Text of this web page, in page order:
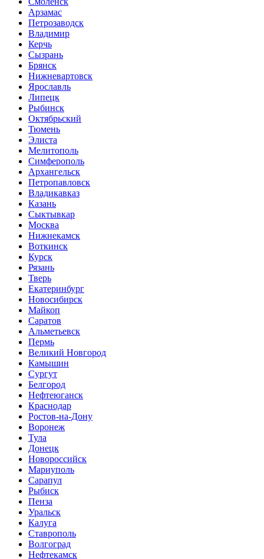
Арзамас
Петрозаводск
Владимир
Керчь
Сызрань
Брянск
Нижневартовск
Ярославль
Липецк
Рыбинск
Октябрьский
Тюмень
Элиста
Мелитополь
Симферополь
Архангельск
Петропавловск
Владикавказ
Казань
Сыктывкар
Москва
Нижнекамск
Воткинск
Курск
Рязань
Тверь
Екатеринбург
Новосибирск
Майкоп
Саратов
Альметьевск
Пермь
Великий Новгород
Камышин
Сургут
Белгород
Нефтеюганск
Краснодар
Ростов-на-Дону
Воронеж
Тула
Донецк
Новороссийск
Мариуполь
Сарапул
Рыбиск
Пенза
Уральск
Калуга
Ставрополь
Волгоград
Нефтекамск